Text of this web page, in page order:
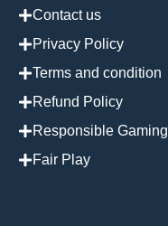
Contact us
Privacy Policy
Terms and condition
Refund Policy
Responsible Gaming
Fair Play